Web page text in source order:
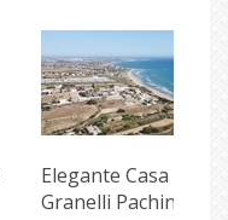
Elegante Casa
Granelli Pachino